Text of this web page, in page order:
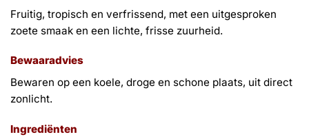
Fruitig, tropisch en verfrissend, met een uitgesproken
zoete smaak en een lichte, frisse zuurheid.
Bewaaradvies
Bewaren op een koele, droge en schone plaats, uit direct
zonlicht.
Ingrediënten